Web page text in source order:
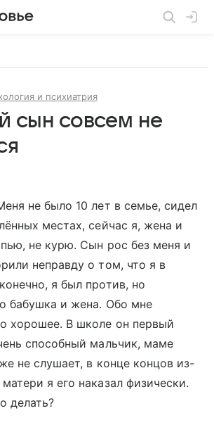
и психиатрия
сын совсем не
не было 10 лет в семье, сидел
местах, сейчас я, жена и
не курю. Сын рос без меня и
неправду о том, что я в
я был против, но
бабушка и жена. Обо мне
хорошее. В школе он первый
способный мальчик, маме
не слушает, в конце концов из-
я его наказал физически.
делать?